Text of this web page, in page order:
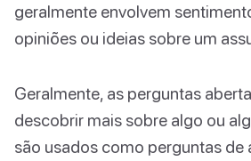
geralmente envolvem
opiniões ou ideias sobre um
Geralmente, as perguntas
descobrir mais sobre algo ou
são usados como perguntas